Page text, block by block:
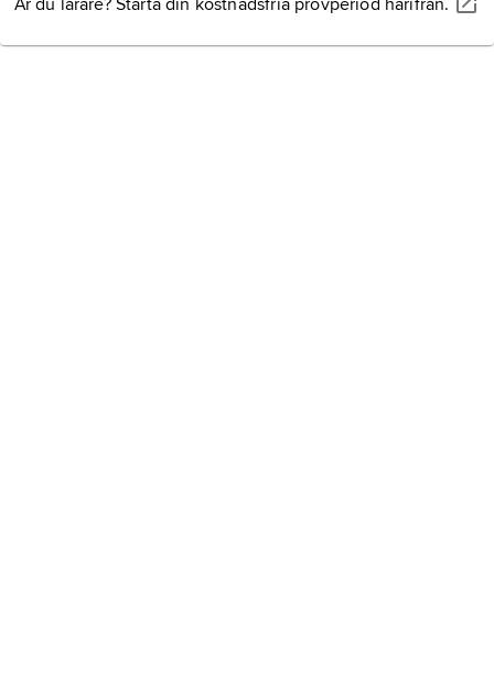
Är du lärare? Starta din kostnadsfria provperiod härifrån.